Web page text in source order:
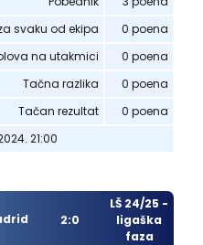
svaku od ekipa
0 poena
na utakmici
0 poena
Tačna razlika
0 poena
Tačan rezultat
0 poena
21:00
2:0
LŠ 24/25 -
ligaška
faza